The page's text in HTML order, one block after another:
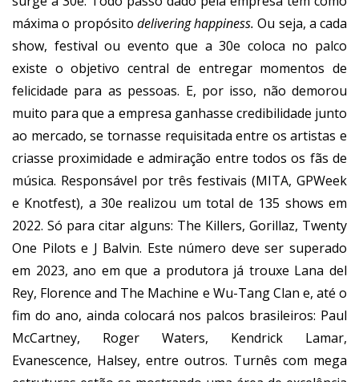
máxima o propósito delivering happiness.Ou seja, a cada
show, festival ou evento que a 30e coloca no palco
existe o objetivo central de entregar momentos de
felicidade para as pessoas. E, por isso, não demorou
muito para que a empresa ganhasse credibilidade junto
ao mercado, se tornasse requisitada entre os artistas e
criasse proximidade e admiração entre todos os fãs de
música. Responsável por três festivais (MITA, GPWeek
e Knotfest), a 30e realizou um total de 135 shows em
2022. Só para citar alguns: The Killers, Gorillaz, Twenty
One Pilots e J Balvin. Este número deve ser superado
em 2023, ano em que a produtora já trouxe Lana del
Rey, Florence and The Machine e Wu-Tang Clan e, até o
fim do ano, ainda colocará nos palcos brasileiros: Paul
McCartney, Roger Waters, Kendrick Lamar,
Evanescence, Halsey, entre outros. Turnês com mega